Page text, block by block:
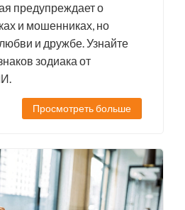
предупреждает о
и мошенниках, но
и дружбе. Узнайте
зодиака от
Просмотреть больше